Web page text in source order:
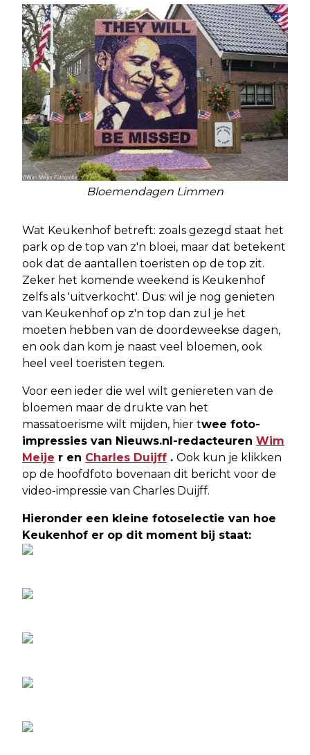
Bloemendagen Limmen
Wat Keukenhof betreft: zoals gezegd staat het
park op de top van z'n bloei, maar dat betekent
ook dat de aantallen toeristen op de top zit.
Zeker het komende weekend is Keukenhof
zelfs als 'uitverkocht'. Dus: wil je nog genieten
van Keukenhof op z'n top dan zul je het
moeten hebben van de doordeweekse dagen,
en ook dan kom je naast veel bloemen, ook
heel veel toeristen tegen.
Voor een ieder die wel wilt geniereten van de
bloemen maar de drukte van het
massatoerisme wilt mijden, hier twee foto-
impressies van Nieuws.nl-redacteuren Wim
Meije r en Charles Duijff . Ook kun je klikken
op de hoofdfoto bovenaan dit bericht voor de
video-impressie van Charles Duijff.
Hieronder een kleine fotoselectie van hoe
Keukenhof er op dit moment bij staat: